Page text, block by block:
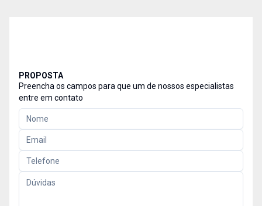
PROPOSTA
Preencha os campos para que um de nossos especialistas
entre em contato